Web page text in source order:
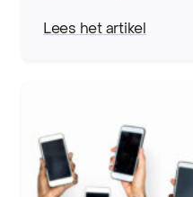
Lees het artikel